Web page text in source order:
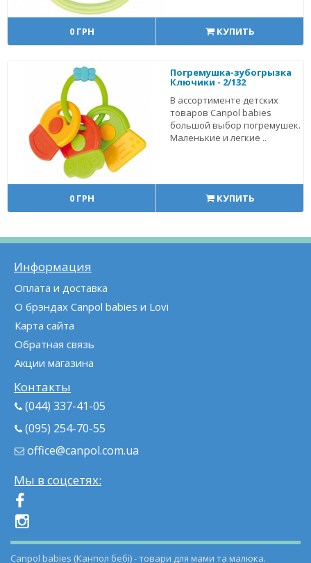
0 ГРН КУПИТЬ
Погремушка-зубогрызка
Ключики - 2/132
В ассортименте детских
товаров Canpol babies
большой выбор погремушек.
Маленькие и легкие ..
0 ГРН КУПИТЬ
Информация
Оплата и доставка
О брэндах Canpol babies и Lovi
Карта сайта
Обратная связь
Акции магазина
Контакты
(044) 337-41-05
(095) 254-70-55
office@canpol.com.ua
Мы в соцсетях:
Canpol babies (Канпол бебі) - товари для мами та малюка.